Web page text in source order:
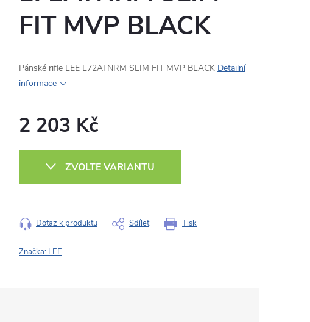
FIT MVP BLACK
Pánské rifle LEE L72ATNRM SLIM FIT MVP BLACK Detailní
informace
2 203 Kč
ZVOLTE VARIANTU
Tisk
Dotaz k produktu Sdílet
Značka: LEE